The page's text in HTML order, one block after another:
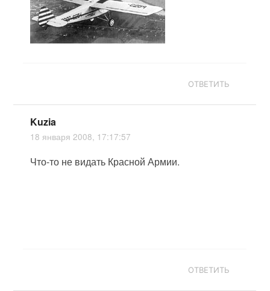
ОТВЕТИТЬ
Kuzia
18 января 2008, 17:17:57
Что-то не видать Красной Армии.
ОТВЕТИТЬ